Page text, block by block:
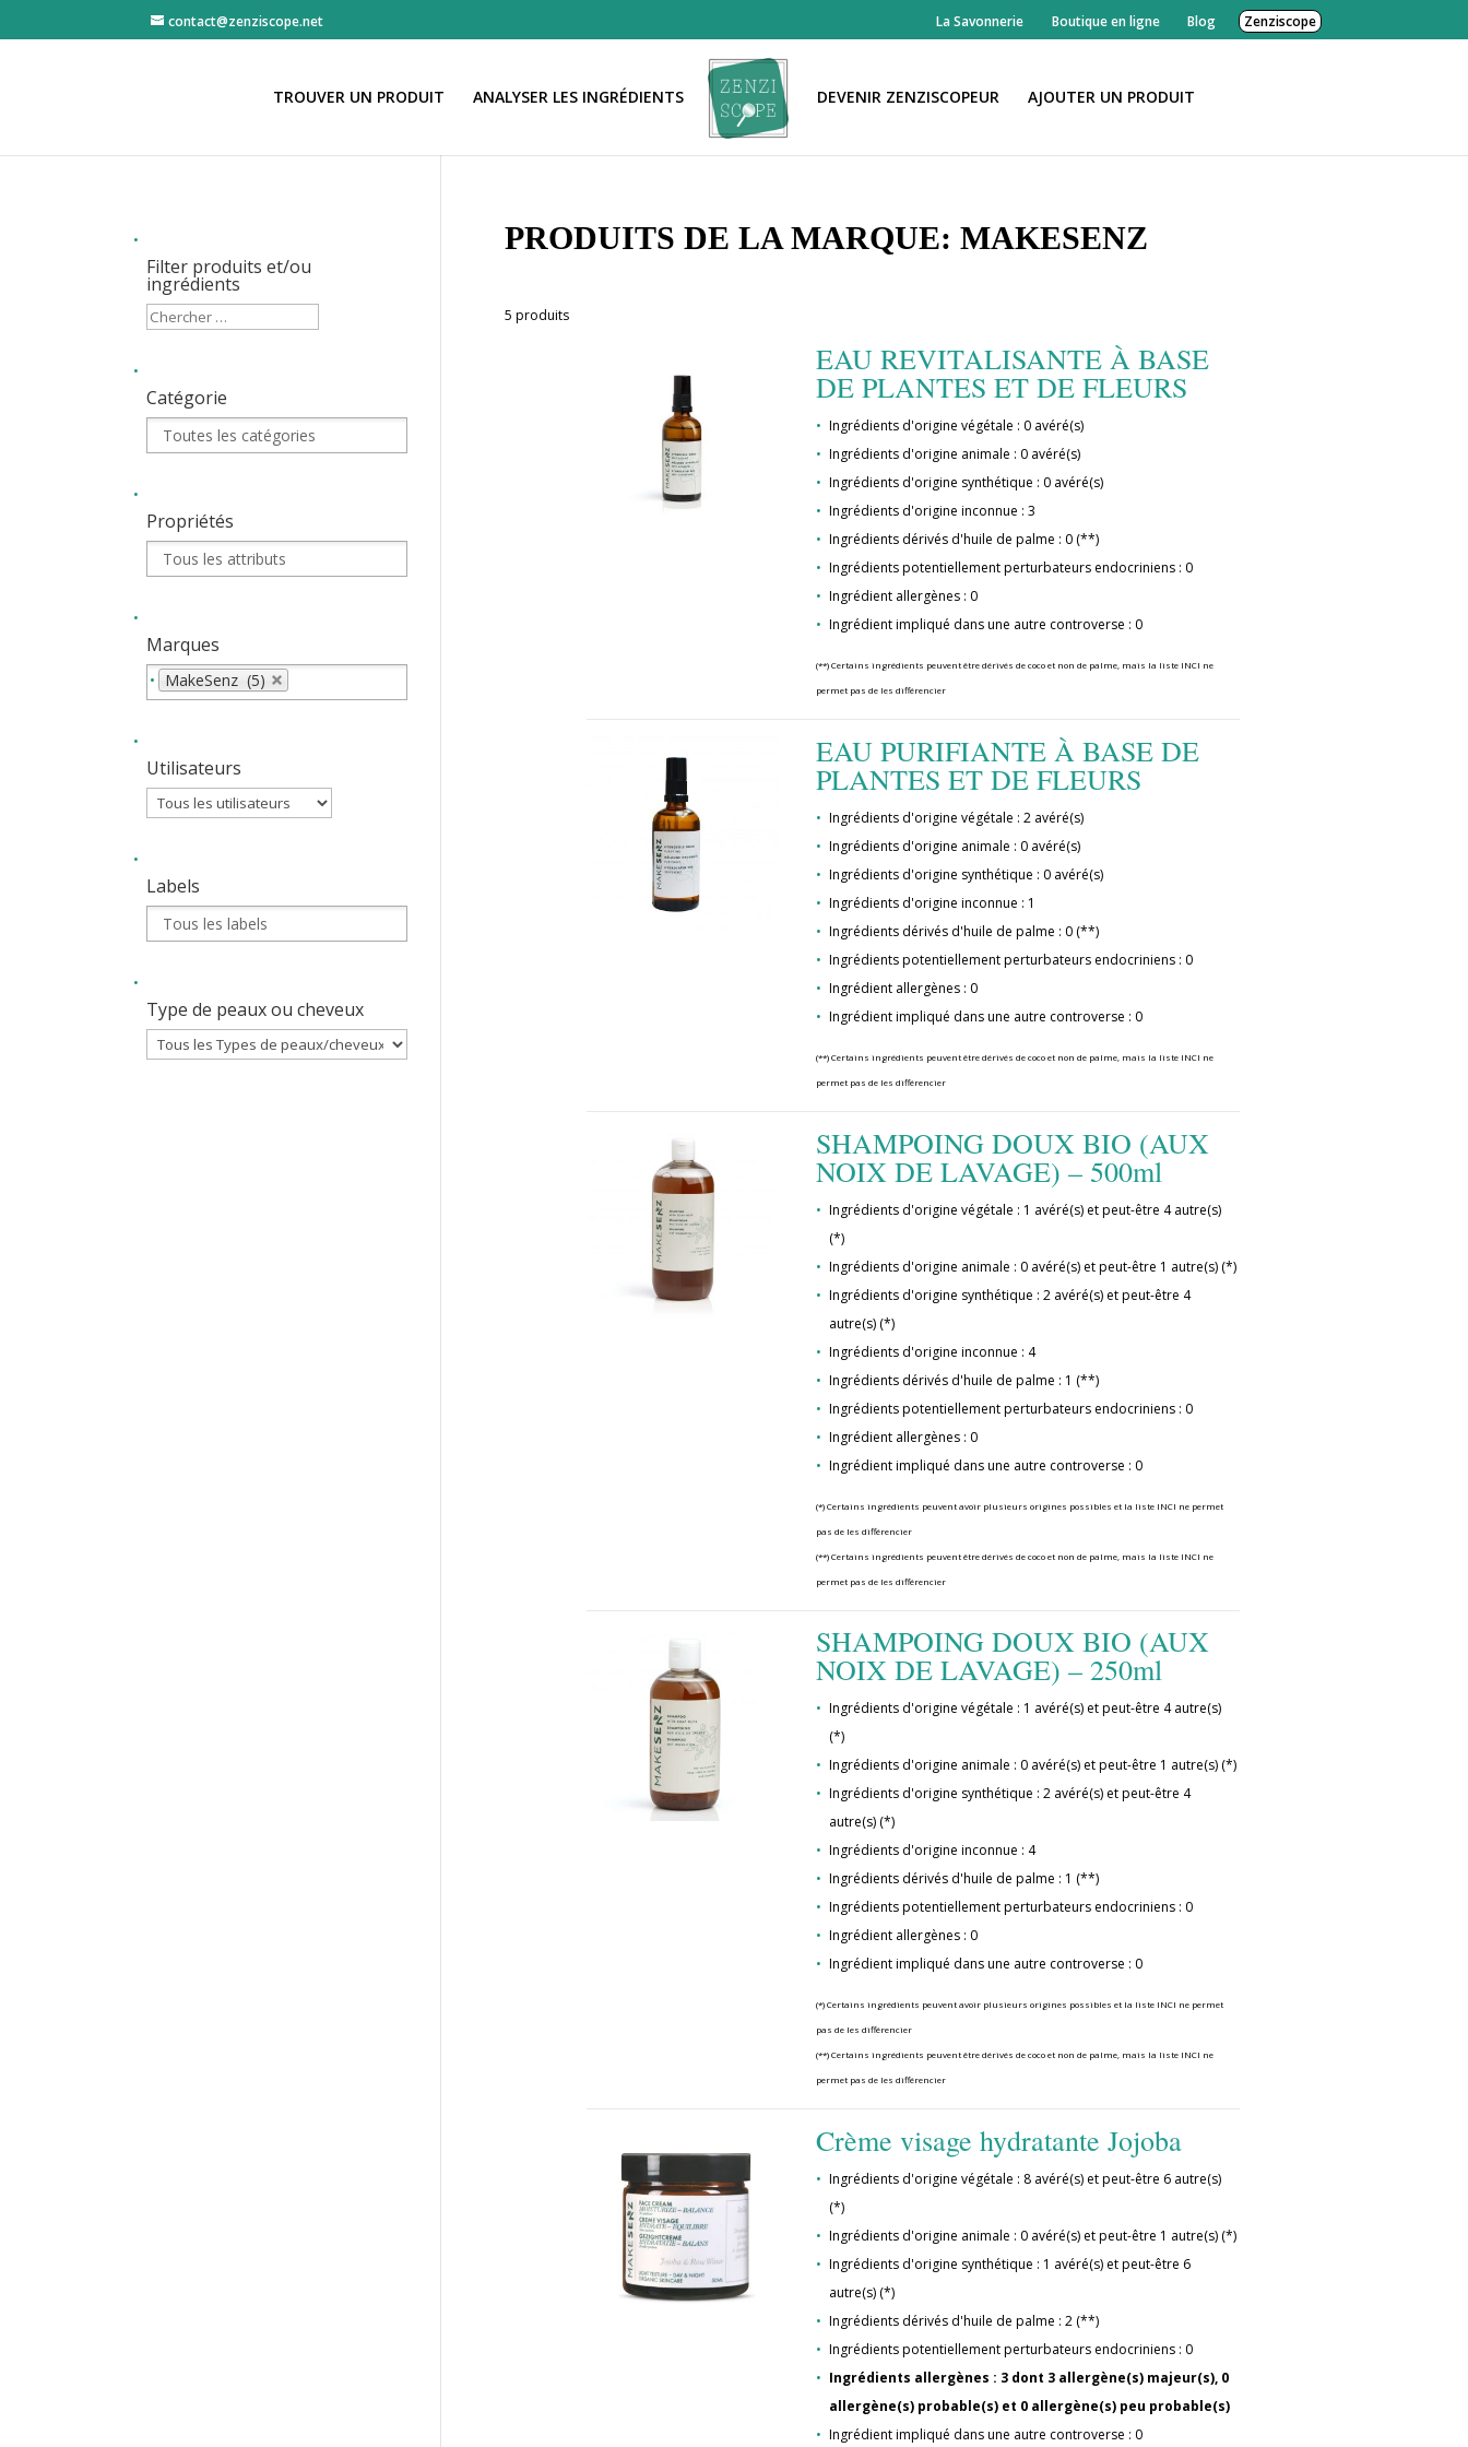
contact@zenziscope.net La Savonnerie Boutique en ligne Blog Zenziscope
TROUVER UN PRODUIT ANALYSER LES INGRÉDIENTS DEVENIR ZENZISCOPEUR AJOUTER UN PRODUIT
PRODUITS DE LA MARQUE: MAKESENZ
5 produits
EAU REVITALISANTE À BASE
DE PLANTES ET DE FLEURS
Ingrédients d'origine végétale : 0 avéré(s)
Ingrédients d'origine animale : 0 avéré(s)
Ingrédients d'origine synthétique : 0 avéré(s)
Ingrédients d'origine inconnue : 3
Ingrédients dérivés d'huile de palme : 0 (**)
Ingrédients potentiellement perturbateurs endocriniens : 0
Ingrédient allergènes : 0
Ingrédient impliqué dans une autre controverse : 0
(**) Certains ingrédients peuvent être dérivés de coco et non de palme, mais la liste INCI ne
permet pas de les différencier
EAU PURIFIANTE À BASE DE
PLANTES ET DE FLEURS
Ingrédients d'origine végétale : 2 avéré(s)
Ingrédients d'origine animale : 0 avéré(s)
Ingrédients d'origine synthétique : 0 avéré(s)
Ingrédients d'origine inconnue : 1
Ingrédients dérivés d'huile de palme : 0 (**)
Ingrédients potentiellement perturbateurs endocriniens : 0
Ingrédient allergènes : 0
Ingrédient impliqué dans une autre controverse : 0
(**) Certains ingrédients peuvent être dérivés de coco et non de palme, mais la liste INCI ne
permet pas de les différencier
SHAMPOING DOUX BIO (AUX
NOIX DE LAVAGE) – 500ml
Ingrédients d'origine végétale : 1 avéré(s) et peut-être 4 autre(s)
(*)
Ingrédients d'origine animale : 0 avéré(s) et peut-être 1 autre(s) (*)
Ingrédients d'origine synthétique : 2 avéré(s) et peut-être 4
autre(s) (*)
Ingrédients d'origine inconnue : 4
Ingrédients dérivés d'huile de palme : 1 (**)
Ingrédients potentiellement perturbateurs endocriniens : 0
Ingrédient allergènes : 0
Ingrédient impliqué dans une autre controverse : 0
(*) Certains ingrédients peuvent avoir plusieurs origines possibles et la liste INCI ne permet
pas de les différencier
(**) Certains ingrédients peuvent être dérivés de coco et non de palme, mais la liste INCI ne
permet pas de les différencier
SHAMPOING DOUX BIO (AUX
NOIX DE LAVAGE) – 250ml
Ingrédients d'origine végétale : 1 avéré(s) et peut-être 4 autre(s)
(*)
Ingrédients d'origine animale : 0 avéré(s) et peut-être 1 autre(s) (*)
Ingrédients d'origine synthétique : 2 avéré(s) et peut-être 4
autre(s) (*)
Ingrédients d'origine inconnue : 4
Ingrédients dérivés d'huile de palme : 1 (**)
Ingrédients potentiellement perturbateurs endocriniens : 0
Ingrédient allergènes : 0
Ingrédient impliqué dans une autre controverse : 0
(*) Certains ingrédients peuvent avoir plusieurs origines possibles et la liste INCI ne permet
pas de les différencier
(**) Certains ingrédients peuvent être dérivés de coco et non de palme, mais la liste INCI ne
permet pas de les différencier
Crème visage hydratante Jojoba
Ingrédients d'origine végétale : 8 avéré(s) et peut-être 6 autre(s)
(*)
Ingrédients d'origine animale : 0 avéré(s) et peut-être 1 autre(s) (*)
Ingrédients d'origine synthétique : 1 avéré(s) et peut-être 6
autre(s) (*)
Ingrédients dérivés d'huile de palme : 2 (**)
Ingrédients potentiellement perturbateurs endocriniens : 0
Ingrédients allergènes : 3 dont 3 allergène(s) majeur(s), 0
allergène(s) probable(s) et 0 allergène(s) peu probable(s)
Ingrédient impliqué dans une autre controverse : 0
Filter produits et/ou
ingrédients
Catégorie
Propriétés
Marques
MakeSenz (5)
Utilisateurs
Labels
Type de peaux ou cheveux